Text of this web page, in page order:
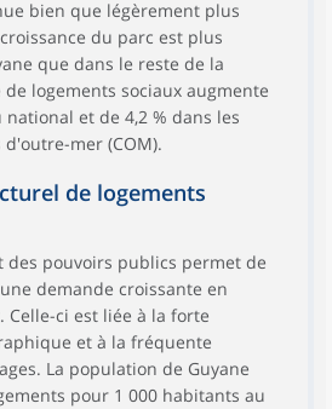
bien que légèrement plus
du parc est plus
que dans le reste de la
de logements sociaux augmente
national et de 4,2 % dans les
mer (COM).
de logements
des pouvoirs publics permet de
demande croissante en
Celle-ci est liée à la forte
et à la fréquente
La population de Guyane
pour 1 000 habitants au